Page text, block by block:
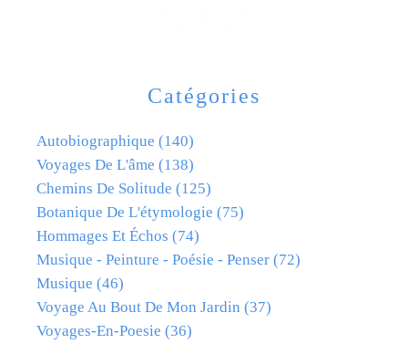
Catégories
Autobiographique (140)
Voyages De L'âme (138)
Chemins De Solitude (125)
Botanique De L'étymologie (75)
Hommages Et Échos (74)
Musique - Peinture - Poésie - Penser (72)
Musique (46)
Voyage Au Bout De Mon Jardin (37)
Voyages-En-Poesie (36)